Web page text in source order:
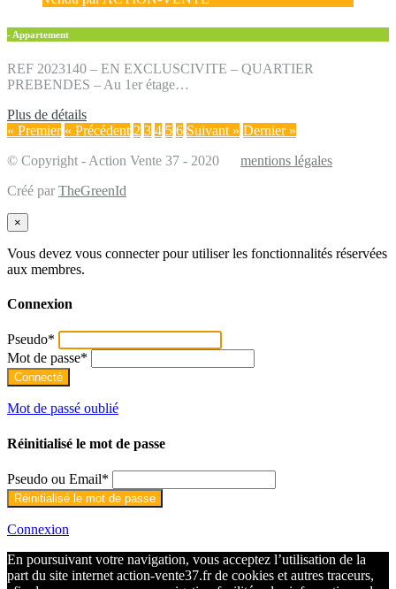
- Appartement
REF 2023140 – EN EXCLUSCIVITE – QUARTIER
PREBENDES – Au 1er étage…
Plus de détails
« Premier « Précédent 2 3 4 5 6 Suivant » Dernier »
© Copyright - Action Vente 37 - 2020 mentions légales
Créé par TheGreenId
×
Vous devez vous connecter pour utiliser les fonctionnalités réservées
aux membres.
Connexion
Pseudo*
Mot de passe*
Mot de passé oublié
Réinitialisé le mot de passe
Pseudo ou Email*
Connexion
En poursuivant votre navigation, vous acceptez l’utilisation de la
part du site internet action-vente37.fr de cookies et autres traceurs,